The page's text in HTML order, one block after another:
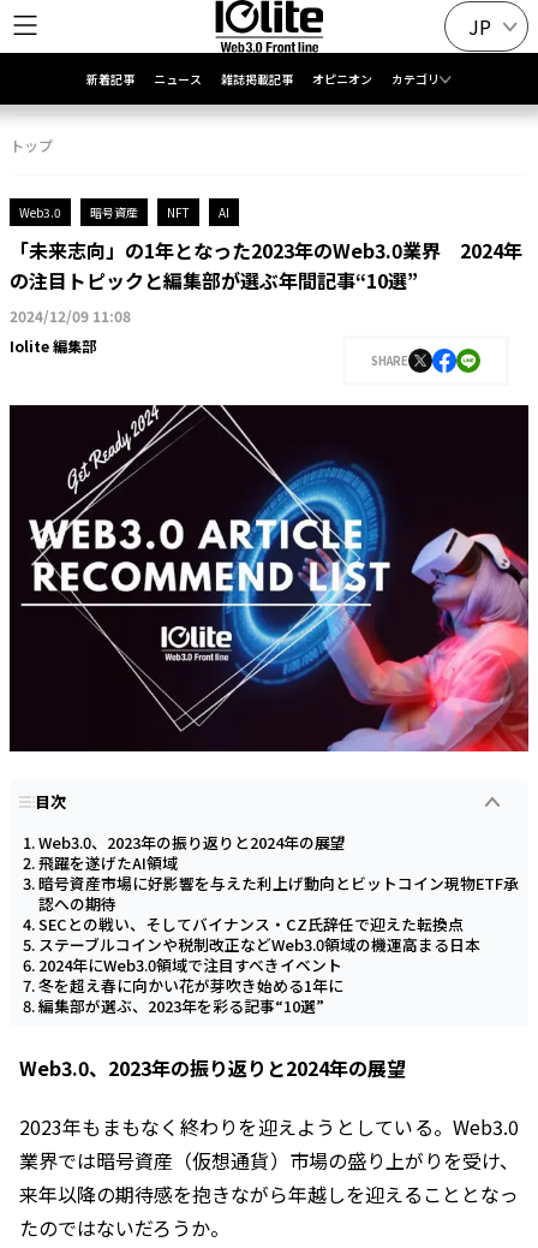
JP
新着記事 ニュース 雑誌掲載記事 オピニオン カテゴリ
トップ
Web3.0 暗号資産 NFT AI
「未来志向」の1年となった2023年のWeb3.0業界 2024年
の注目トピックと編集部が選ぶ年間記事“10選”
2024/12/09 11:08
Iolite 編集部
SHARE
目次
Web3.0、2023年の振り返りと2024年の展望
飛躍を遂げたAI領域
暗号資産市場に好影響を与えた利上げ動向とビットコイン現物ETF承
認への期待
SECとの戦い、そしてバイナンス・CZ氏辞任で迎えた転換点
ステーブルコインや税制改正などWeb3.0領域の機運高まる日本
2024年にWeb3.0領域で注目すべきイベント
冬を超え春に向かい花が芽吹き始める1年に
編集部が選ぶ、2023年を彩る記事“10選”
Web3.0、2023年の振り返りと2024年の展望
2023年もまもなく終わりを迎えようとしている。Web3.0
業界では暗号資産（仮想通貨）市場の盛り上がりを受け、
来年以降の期待感を抱きながら年越しを迎えることとなっ
たのではないだろうか。